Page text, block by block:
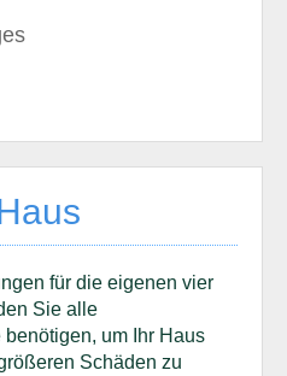
für die eigenen vier
Sie alle
um Ihr Haus
Schäden zu